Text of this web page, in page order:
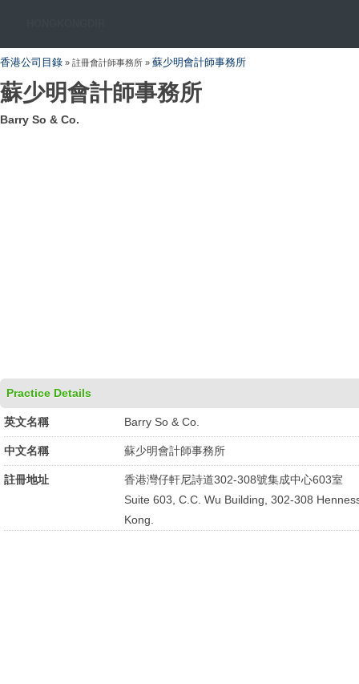
香港公司目錄 » 註冊會計師事務所 » 蘇少明會計師事務所
蘇少明會計師事務所
Barry So & Co.
Practice Details
英文名稱 Barry So & Co.
中文名稱 蘇少明會計師事務所
註冊地址
香港灣仔軒尼詩道302-308號集成中心603室
Suite 603, C.C. Wu Building, 302-308
Kong.